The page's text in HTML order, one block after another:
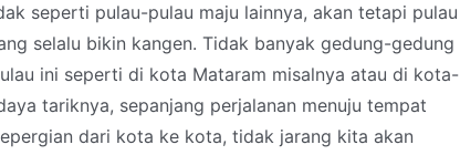
seperti pulau-pulau maju lainnya, akan tetapi pulau
selalu bikin kangen. Tidak banyak gedung-gedung
ini seperti di kota Mataram misalnya atau di kota-
tariknya, sepanjang perjalanan menuju tempat
dari kota ke kota, tidak jarang kita akan